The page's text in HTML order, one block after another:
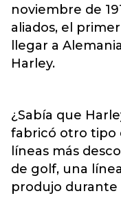
noviembre de
aliados, el
llegar a
Harley.
¿Sabía que
fabricó otro tipo
líneas más
de golf, una
produjo durante